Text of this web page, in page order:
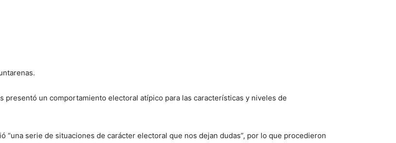
presentó un comportamiento electoral atípico para las características y niveles de
“una serie de situaciones de carácter electoral que nos dejan dudas”, por lo que procedieron